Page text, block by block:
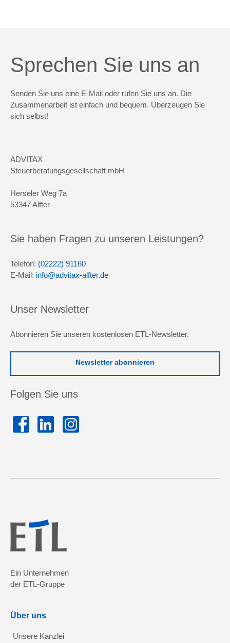
Sprechen Sie uns an
Senden Sie uns eine E-Mail oder rufen Sie uns an. Die
Zusammenarbeit ist einfach und bequem. Überzeugen Sie
sich selbst!
ADVITAX
Steuerberatungsgesellschaft mbH
Herseler Weg 7a
53347 Alfter
Sie haben Fragen zu unseren Leistungen?
Telefon: (02222) 91160
E-Mail: info@advitax-alfter.de
Unser Newsletter
Abonnieren Sie unseren kostenlosen ETL-Newsletter.
Newsletter abonnieren
Folgen Sie uns
Ein Unternehmen
der ETL-Gruppe
Über uns
Unsere Kanzlei